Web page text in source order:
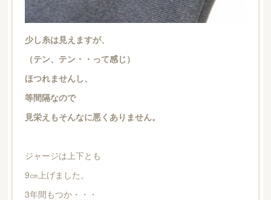
少し糸は見えますが、
（テン、テン・・って感じ）
ほつれませんし、
等間隔なので
見栄えもそんなに悪くありません。
ジャージは上下とも
9㎝上げました。
3年間もつか・・・